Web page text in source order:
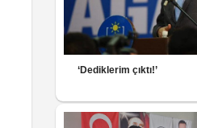
‘Dediklerim çıktı!’